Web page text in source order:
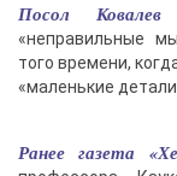
Посол
«неправильные
того времени,
«маленькие
Ранее газета